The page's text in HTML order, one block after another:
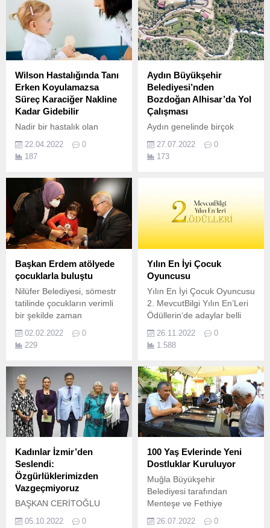
Wilson Hastalığında Tanı
Erken Koyulamazsa
Süreç Karaciğer Nakline
Kadar Gidebilir
Nadir bir hastalık olan
Wilson hastalığıyla ilgili
Çocuk Gastroenteroloji
Hepatoloji ve Beslenme
22.04.2022
0
187
Aydın Büyükşehir
Belediyesi’nden
Bozdoğan Alhisar’da Yol
Çalışması
Aydın genelinde birçok
noktada eşzamanlı olarak
yol çalışmalarına devam
eden Aydın Büyükşehir
27.07.2022
0
173
Başkan Erdem atölyede
çocuklarla buluştu
Nilüfer Belediyesi, sömestr
tatilinde çocukların verimli
bir şekilde zaman
birçok etkinlik düzenledi.
02.02.2022
0
229
Yılın En İyi Çocuk
Oyuncusu
Yılın En İyi Çocuk Oyuncusu
2. MevcutBilgi Yılın En’Leri
Ödüllerin‘de adaylar belli
Aralık 2022 tarihinde
başlayacak olup bizi
üzerinden takip ederek
daha hızlı haberdar
olabilirsiniz.. Yılın En İyi
Çocuk Oyuncusu: 1 – Maya
Başol 2 – Ahmet Ömer
Akıner 3 – Aylin Akpınar...
26.11.2022
0
1.588
Kadınlar İzmir’den
Seslendi:
Özgürlüklerimizden
Vazgeçmiyoruz
BAŞKAN CERİTOĞLU
SENGEL: HAKKIMIZI
05.10.2022 0
100 Yaş Evlerinde Yeni
Dostluklar Kuruluyor
Muğla Büyükşehir
Belediyesi tarafından
Menteşe ve Fethiye
ilçelerinde kurulan 100 yaş
26.07.2022 0